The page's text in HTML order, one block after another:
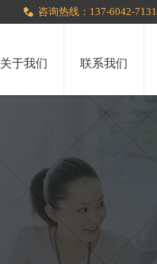
咨询热线：137-6042-7131
关于我们 联系我们